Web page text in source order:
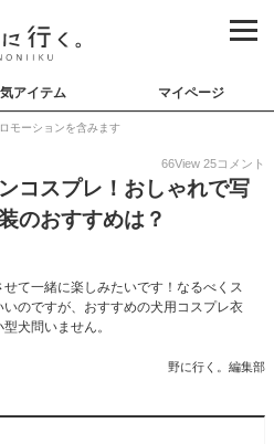
気アイテム マイページ
モーションを含みます
66View 25コメント
コスプレ！おしゃれで写
のおすすめは？
て一緒に楽しみたいです！なるべくス
のですが、おすすめの犬用コスプレ衣
犬問いません。
野に行く。編集部